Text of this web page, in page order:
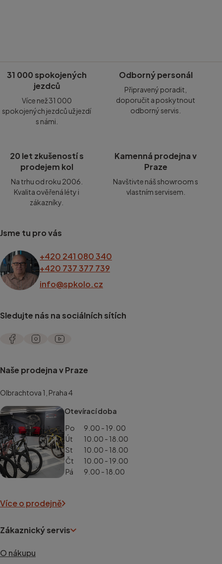
31 000 spokojených
jezdců
Více než 31 000
spokojených jezdců už jezdí
s námi.
Odborný personál
Připravený poradit,
doporučit a poskytnout
odborný servis.
20 let zkušeností s
prodejem kol
Na trhu od roku 2006.
Kvalita ověřená léty i
zákazníky.
Kamenná prodejna v
Praze
Navštivte náš showroom s
vlastním servisem.
Jsme tu pro vás
+420 241 080 340
+420 737 377 739
info@spkolo.cz
Sledujte nás na sociálních sítích
Naše prodejna v Praze
Olbrachtova 1, Praha 4
Otevírací doba
Po
9.00 - 19. 00
Út
10.00 - 18.00
St
10.00 - 18.00
Čt
10.00 - 19.00
Pá
9.00 - 18.00
Více o prodejně
Zákaznický servis
O nákupu